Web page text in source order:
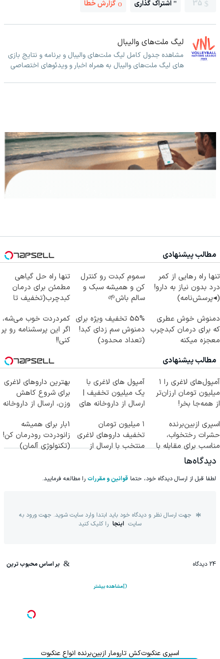
35 اشتراک گذاری گزارش خطا
لیگ ملت‌های والیبال
مشاهده جدول کامل لیگ ملت‌های والیبال و برنامه و نتایج بازی
های لیگ ملت‌های والیبال به همراه اخبار و ویدئوهای اختصاصی
مطالب پیشنهادی
تنها راه رهایی از کمر
درد بدون نیاز به دارو!
(◂پرسش‌نامه)
سموم کبدت رو کنترل
کن و همیشه سبک و
سالم باش🌱
تنها راه حل گیاهی
مطمئن برای درمان
کبدچرب(تخفیف تا
دمنوش خوش عطری
که برای درمان کبدچرب
معجزه میکنه
55% تخفیف ویژه برای
دمنوش سم زدای کبد!
(تعداد محدود)
کمردردت خوب می‌شه،
اگر این پرسشنامه رو پر
کنی!!
مطالب پیشنهادی
آمپول‌های لاغری را ۱
میلیون تومان ارزان‌تر
از همه‌جا بخر!
آمپول های لاغری با
یک میلیون تخفیف |
ارسال از داروخانه های
بهترین داروهای لاغری
برای شروع کاهش
وزن، ارسال از داروخانه
اسپری ازبین‌برنده
حشرات رختخواب،
مناسب برای مقابله با
انواع ساس
۱ میلیون تومان
تخفیف داروهای لاغری
منتخب با ارسال از
1بار برای همیشه
زانودردت رودرمان کن!
(تکنولوژی آلمان)
دیدگاه‌ها
لطفا قبل از ارسال دیدگاه خود، حتما قوانین و مقررات را مطالعه فرمایید.
جهت ارسال نظر و دیدگاه خود باید ابتدا وارد سایت شوید. جهت ورود به
سایت اینجا را کلیک کنید
24 دیدگاه بر اساس محبوب ترین
مشاهده بیشتر
اسپری عنکبوت‌‌کش تارومار ازبین‌برنده انواع عنکبوت